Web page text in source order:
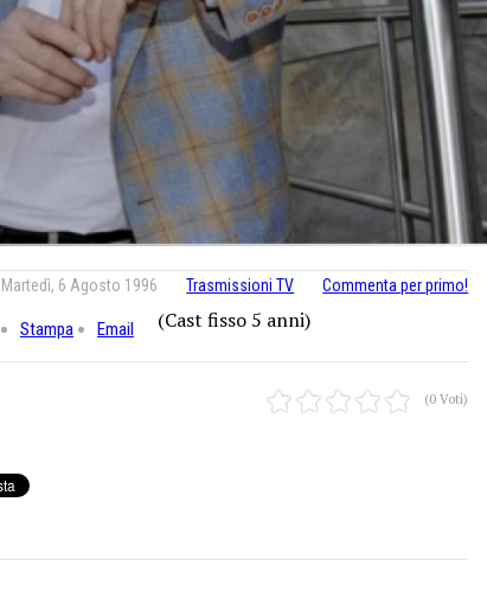
Commenta per primo!
Trasmissioni TV
Martedì, 6 Agosto 1996
Stampa Email (Cast fisso 5 anni)
(0 Voti)